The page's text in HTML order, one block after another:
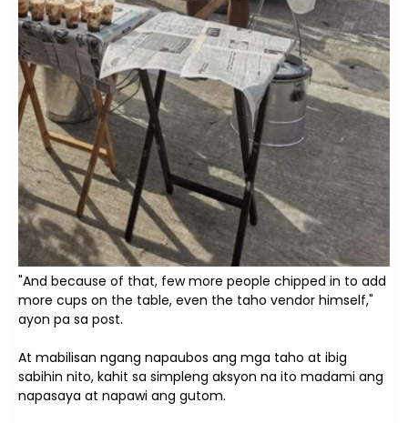
"And because of that, few more people chipped in to add
more cups on the table, even the taho vendor himself,"
ayon pa sa post.
At mabilisan ngang napaubos ang mga taho at ibig
sabihin nito, kahit sa simpleng aksyon na ito madami ang
napasaya at napawi ang gutom.